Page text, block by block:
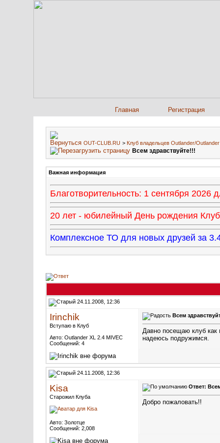
Главная Регистрация
OUT-CLUB.RU > Клуб владельцев Outlander/
Всем здравствуйте!!!
Важная информация
Благотворительность: 1 сентября
20 лет - юбилейный День рождения
Комплексное ТО для новых друзей за
24.11.2008, 12:36
Irinchik
Вступаю в Клуб
Авто: Outlander XL 2.4 MIVEC
Сообщений: 4
Всем
Давно посещаю клуб как
надеюсь подружимся.
24.11.2008, 12:36
Kisa
Старожил Клуба
Авто: Золотце
Сообщений: 2,008
Ответ:
Добро пожаловать!!